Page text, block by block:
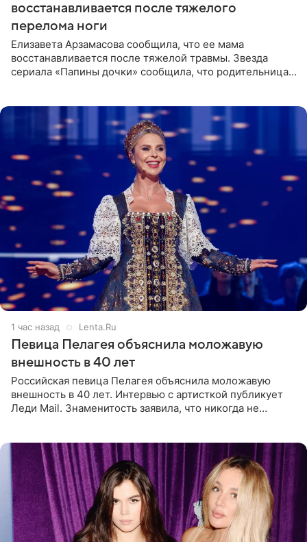
восстанавливается после тяжелого
перелома ноги
Елизавета Арзамасова сообщила, что ее мама
восстанавливается после тяжелой травмы. Звезда
сериала «Папины дочки» сообщила, что родительница
1 час назад Lenta.Ru
Певица Пелагея объяснила моложавую
внешность в 40 лет
Российская певица Пелагея объяснила моложавую
внешность в 40 лет. Интервью с артисткой публикует
Леди Mail. Знаменитость заявила, что никогда не